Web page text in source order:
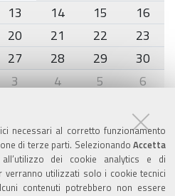
necessari al corretto funzionamento
di terze parti. Selezionando Accetta
dei cookie analytics e di
verranno utilizzati solo i cookie tecnici
contenuti potrebbero non essere
13 14 15
16
20 21 22
23
27 28 29
30
3 4 5 6